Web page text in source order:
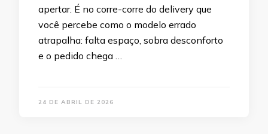
apertar. É no corre-corre do delivery que
você percebe como o modelo errado
atrapalha: falta espaço, sobra desconforto
e o pedido chega …
24 DE ABRIL DE 2026